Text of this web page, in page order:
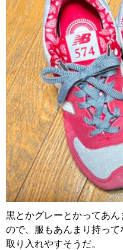
黒とかグレーとかってあ
ので、服もあんまり持っ
取り入れやすそうだ。